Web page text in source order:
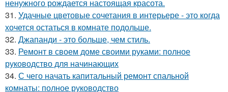
ненужного рождается настоящая красота.
31. Удачные цветовые сочетания в интерьере - это когда
хочется остаться в комнате подольше.
32. Джапанди - это больше, чем стиль.
33. Ремонт в своем доме своими руками: полное
руководство для начинающих
34. С чего начать капитальный ремонт спальной
комнаты: полное руководство